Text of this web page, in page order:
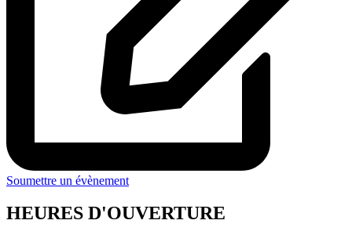
Soumettre un évènement
HEURES D'OUVERTURE